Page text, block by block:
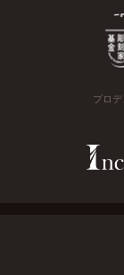
プロ